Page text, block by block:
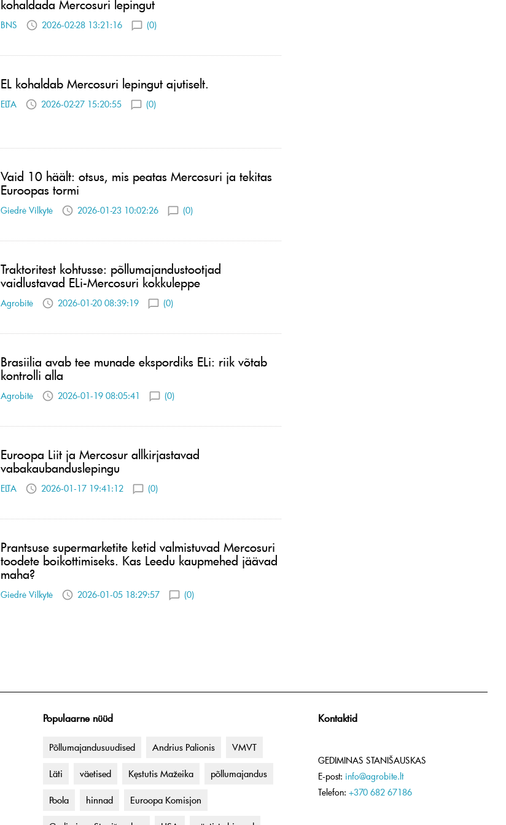
kohaldada Mercosuri lepingut
BNS 2026-02-28 13:21:16 (0)
EL kohaldab Mercosuri lepingut ajutiselt.
ELTA 2026-02-27 15:20:55 (0)
Vaid 10 häält: otsus, mis peatas Mercosuri ja tekitas
Euroopas tormi
Giedrė Vilkytė 2026-01-23 10:02:26 (0)
Traktoritest kohtusse: põllumajandustootjad
vaidlustavad ELi-Mercosuri kokkuleppe
Agrobitė 2026-01-20 08:39:19 (0)
Brasiilia avab tee munade ekspordiks ELi: riik võtab
kontrolli alla
Agrobitė 2026-01-19 08:05:41 (0)
Euroopa Liit ja Mercosur allkirjastavad
vabakaubanduslepingu
ELTA 2026-01-17 19:41:12 (0)
Prantsuse supermarketite ketid valmistuvad Mercosuri
toodete boikottimiseks. Kas Leedu kaupmehed jäävad
maha?
Giedrė Vilkytė 2026-01-05 18:29:57 (0)
Populaarne nüüd
Põllumajandusuudised Andrius Palionis VMVT
Läti väetised Kęstutis Mažeika põllumajandus
Poola hinnad Euroopa Komisjon
Kontaktid
GEDIMINAS STANIŠAUSKAS
E-post: info@agrobite.lt
Telefon: +370 682 67186